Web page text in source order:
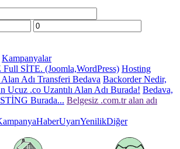
Kampanyalar
SİTE. (Joomla,WordPress) Hosting
Adı Transferi Bedava Backorder Nedir,
Ucuz .co Uzantılı Alan Adı Burada! Bedava,
Burada... Belgesiz .com.tr alan adı
HaberUyarıYenilikDiğer